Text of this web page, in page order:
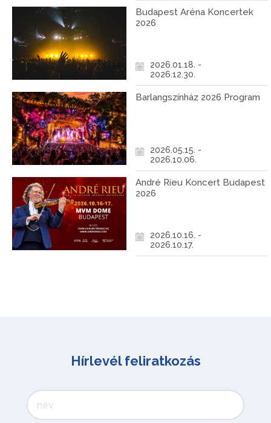
Budapest Aréna Koncertek
2026
2026.01.18. -
2026.12.30.
Barlangszínház 2026 Program
2026.05.15. -
2026.10.06.
André Rieu Koncert Budapest
2026
2026.10.16. -
2026.10.17.
Hírlevél feliratkozás